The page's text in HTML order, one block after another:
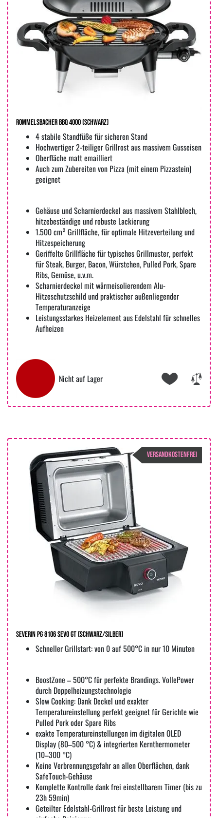
Rommelsbacher BBQ 4000 (schwarz)
4 stabile Standfüße für sicheren Stand
Hochwertiger 2-teiliger Grillrost aus massivem Gusseisen
Oberfläche matt emailliert
Auch zum Zubereiten von Pizza (mit einem Pizzastein)
geeignet
Gehäuse und Scharnierdeckel aus massivem Stahlblech,
hitzebeständige und robuste Lackierung
1.500 cm² Grillfläche, für optimale Hitzeverteilung und
Hitzespeicherung
Geriffelte Grillfläche für typisches Grillmuster, perfekt
für Steak, Burger, Bacon, Würstchen, Pulled Pork, Spare
Ribs, Gemüse, u.v.m.
Scharnierdeckel mit wärmeisolierendem Alu-
Hitzeschutzschild und praktischer außenliegender
Temperaturanzeige
Leistungsstarkes Heizelement aus Edelstahl für schnelles
Aufheizen
Nicht auf Lager
VERSANDKOSTENFREI
Severin PG 8106 Sevo GT (schwarz/silber)
Schneller Grillstart: von 0 auf 500°C in nur 10 Minuten
BoostZone – 500°C für perfekte Brandings. VollePower
durch Doppelheizungstechnologie
Slow Cooking: Dank Deckel und exakter
Temperatureinstellung perfekt geeignet für Gerichte wie
Pulled Pork oder Spare Ribs
exakte Temperatureinstellungen im digitalen OLED
Display (80–500 °C) & integrierten Kernthermometer
(10–300 °C)
Keine Verbrennungsgefahr an allen Oberflächen, dank
SafeTouch-Gehäuse
Komplette Kontrolle dank frei einstellbarem Timer (bis zu
23h 59min)
Geteilter Edelstahl-Grillrost für beste Leistung und